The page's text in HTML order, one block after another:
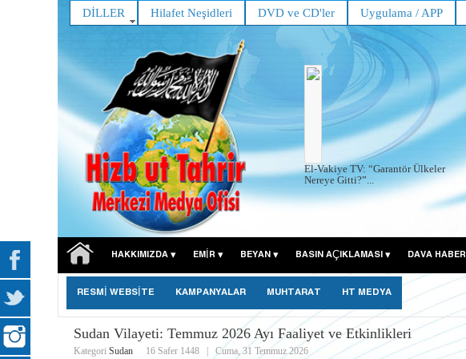
DİLLER Hilafet Neşidleri DVD ve CD'ler Uygulama / APP
El-Vakiye TV: “Garantör Ülkeler
Nereye Gitti?”...
HAKKIMIZDA EMIR BEYAN BASIN AÇIKLAMASI DAVA HABERİ
RESMİ WEBSİTE KAMPANYALAR MUHTARAT HT MEDYA
Sudan Vilayeti: Temmuz 2026 Ayı Faaliyet ve Etkinlikleri
Kategori Sudan 16 Safer 1448 Cuma, 31 Temmuz 2026